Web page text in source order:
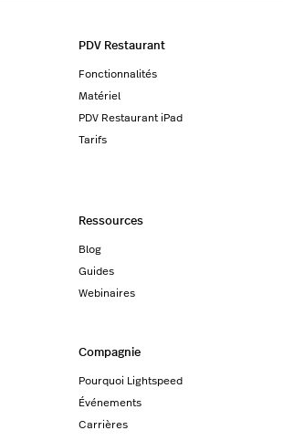
PDV Restaurant
Fonctionnalités
Matériel
PDV Restaurant iPad
Tarifs
Ressources
Blog
Guides
Webinaires
Compagnie
Pourquoi Lightspeed
Événements
Carrières